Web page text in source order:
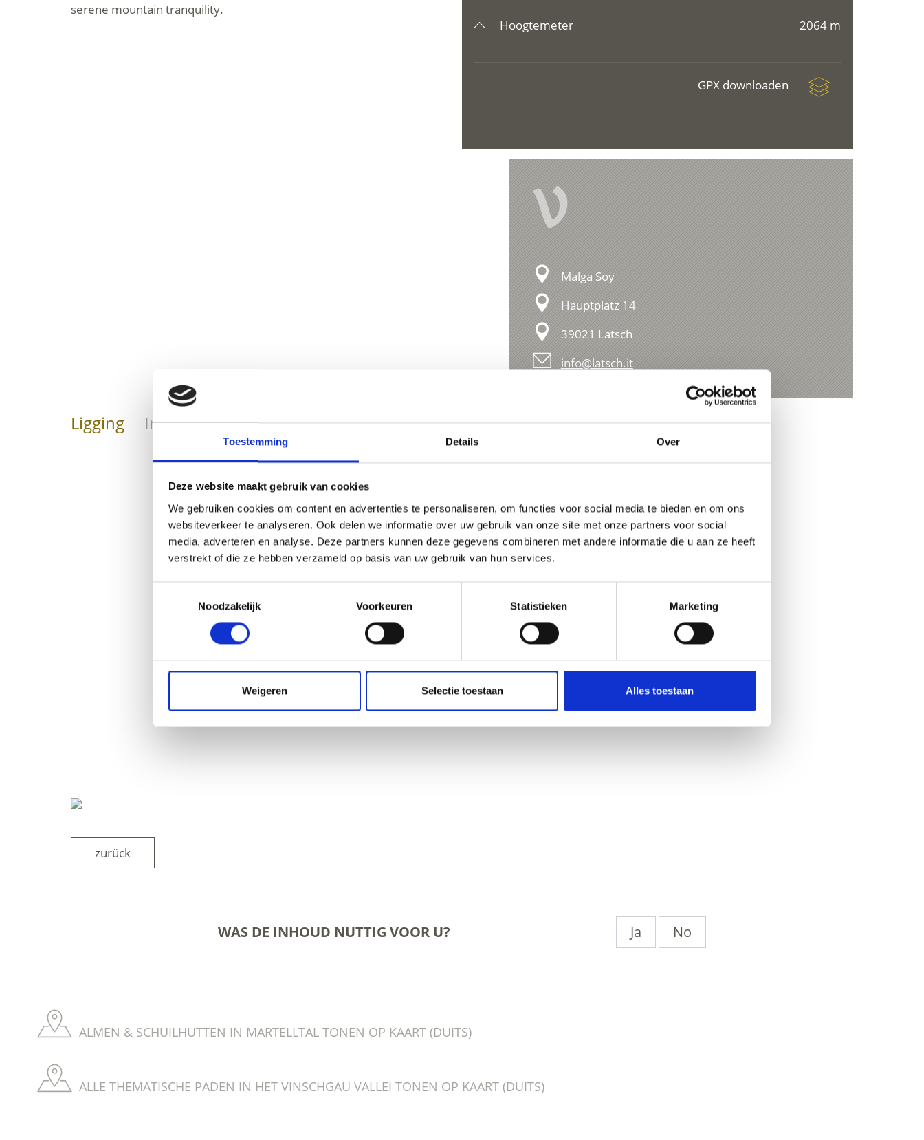
Toestemming Details Over
Deze website maakt gebruik van cookies
We gebruiken cookies om content en advertenties te personaliseren, om functies voor social media te bieden en om ons
websiteverkeer te analyseren. Ook delen we informatie over uw gebruik van onze site met onze partners voor social
media, adverteren en analyse. Deze partners kunnen deze gegevens combineren met andere informatie die u aan ze heeft
verstrekt of die ze hebben verzameld op basis van uw gebruik van hun services.
Noodzakelijk
Voorkeuren Statistieken Marketing
Weigeren Selectie toestaan Alles toestaan
serene mountain tranquility.
Hoogtemeter 2064 m
GPX downloaden
V
Malga Soy
Hauptplatz 14
39021 Latsch
info@latsch.it
Ligging Impressies
zurück
WAS DE INHOUD NUTTIG VOOR U? Ja No
ALMEN & SCHUILHUTTEN IN MARTELLTAL TONEN OP KAART (DUITS)
ALLE THEMATISCHE PADEN IN HET VINSCHGAU VALLEI TONEN OP KAART (DUITS)